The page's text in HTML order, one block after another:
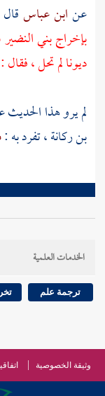
عنابن عباس
بإخراجبني النضير
ديونا لم تحل ،
لم يرو هذا
بن ركانة ،تفرد به :
الخدمات العلمية
ترجمة علم
وثيقة الخصوصية